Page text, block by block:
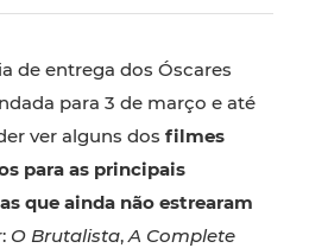
de entrega dos Óscares
para 3 de março e até
ver alguns dos filmes
para as principais
que ainda não estrearam
O Brutalista,A Complete